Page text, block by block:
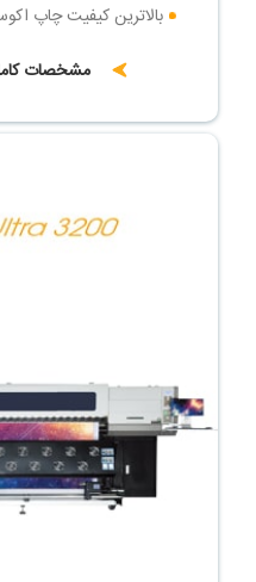
بالاترین کیفیت چاپ
مشخصات